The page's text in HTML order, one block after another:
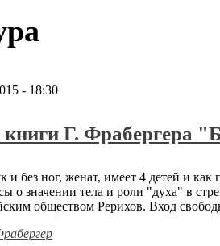
- 18:30
Г. Фрабергера
и без ног, женат, имеет 4 детей и
о значении тела и роли "духа" в
обществом Рерихов. Вход